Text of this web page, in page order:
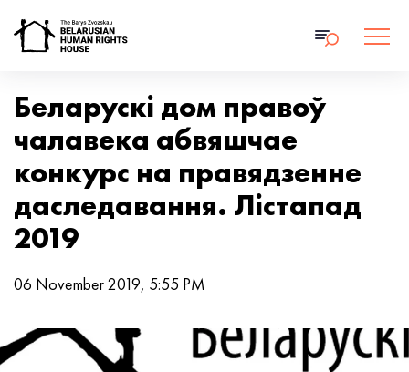
Беларускі дом правоў
чалавека абвяшчае
конкурс на правядзенне
даследавання. Лістапад
2019
06 November 2019, 5:55 PM